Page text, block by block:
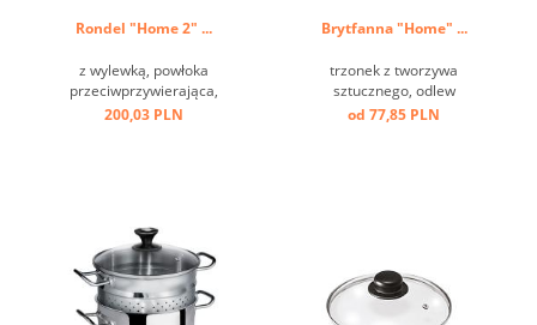
Rondel "Home 2" ...
z wylewką, powłoka
przeciwprzywierająca,
trzonek z tworzywa
200,03 PLN
Brytfanna "Home" ...
trzonek z tworzywa
sztucznego, odlew
aluminiowy, przeciw
od 77,85 PLN